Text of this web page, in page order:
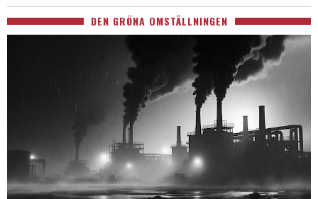
DEN GRÖNA OMSTÄLLNINGEN